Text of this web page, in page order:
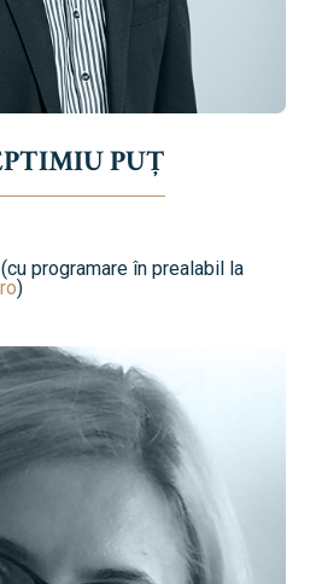
PUȚ
programare în prealabil la
)